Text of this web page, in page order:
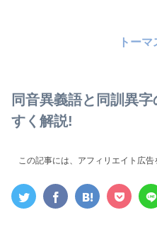
トー
同音異義語と同訓異
すく解説!
この記事には、アフィリエイト広告